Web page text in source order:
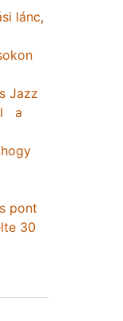
lánc,
Jazz
a
pont
30